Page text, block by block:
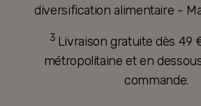
diversification alimentaire -
3 Livraison gratuite dès 49
métropolitaine et en
commande.